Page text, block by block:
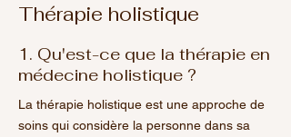
Thérapie holistique
1. Qu'est-ce que la thérapie en
médecine holistique ?
La thérapie holistique est une approche de
soins qui considère la personne dans sa